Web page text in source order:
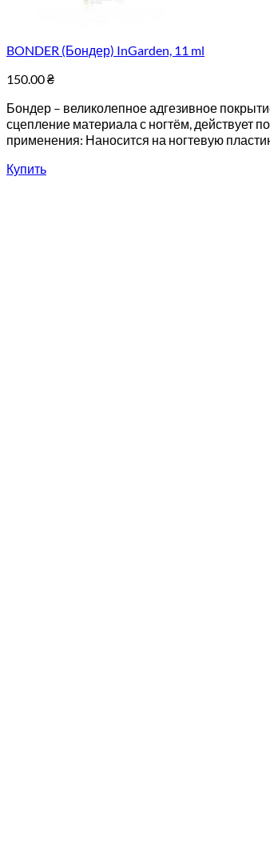
BONDER (Бондер) InGarden, 11 ml
150.00₴
Бондер – великолепное адгезивное
сцепление материала с ногтём, действует
применения: Наносится на ногтевую
Купить